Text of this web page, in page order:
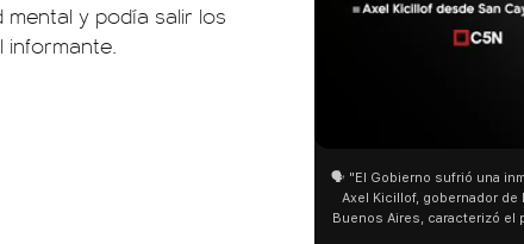
y podía salir los
informante.
San Cayetano: Jorge García
miles de peregrinos en
de Buenos Aires destacó la